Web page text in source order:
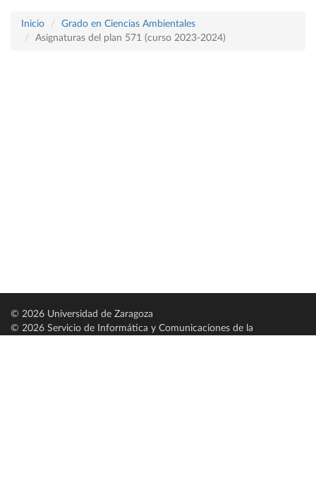
Inicio
Grado en Ciencias Ambientales
Asignaturas del plan 571 (curso 2023-2024)
© 2026 Universidad de Zaragoza
© 2026 Servicio de Informática y Comunicaciones de la